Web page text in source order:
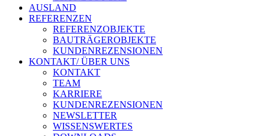
AUSLAND
REFERENZEN
REFERENZOBJEKTE
BAUTRÄGEROBJEKTE
KUNDENREZENSIONEN
KONTAKT/ ÜBER UNS
KONTAKT
TEAM
KARRIERE
KUNDENREZENSIONEN
NEWSLETTER
WISSENSWERTES